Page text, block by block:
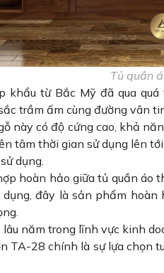
Tủ quần
khẩu từ Bắc Mỹ đã qua
trầm ấm cùng đường vân
này có độ cứng cao, khả
tâm thời gian sử dụng lên
dụng.
hoàn hảo giữa tủ quần áo
đây là sản phẩm
năm trong lĩnh vực kinh
TA-28 chính là sự lựa chọn